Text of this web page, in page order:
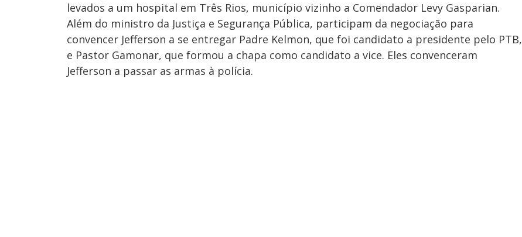
levados a um hospital em Três Rios, município vizinho a Comendador Levy Gasparian.
Além do ministro da Justiça e Segurança Pública, participam da negociação para
convencer Jefferson a se entregar Padre Kelmon, que foi candidato a presidente pelo PTB,
e Pastor Gamonar, que formou a chapa como candidato a vice. Eles convenceram
Jefferson a passar as armas à polícia.